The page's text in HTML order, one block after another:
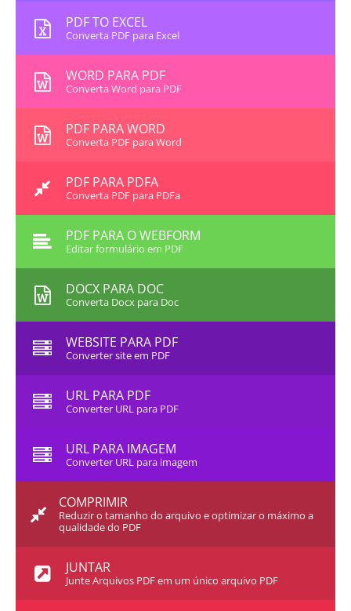
PDF TO EXCEL
Converta PDF para Excel
WORD PARA PDF
Converta Word para PDF
PDF PARA WORD
Converta PDF para Word
PDF PARA PDFA
Converta PDF para PDFa
PDF PARA O WEBFORM
Editar formulário em PDF
DOCX PARA DOC
Converta Docx para Doc
WEBSITE PARA PDF
Converter site em PDF
URL PARA PDF
Converter URL para PDF
URL PARA IMAGEM
Converter URL para imagem
COMPRIMIR
Reduzir o tamanho do arquivo e optimizar o máximo a
qualidade do PDF
JUNTAR
Junte Arquivos PDF em um único arquivo PDF